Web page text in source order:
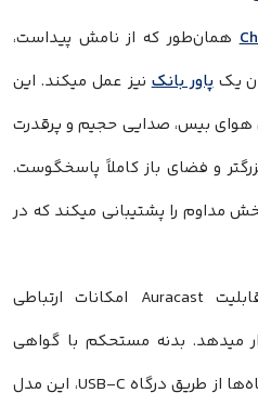
همان‌طور که از نامش پیداست،
یکپاور بانکنیز عمل میکند. این
وات و خروجی هوای بیس، صدایی حجیم و پرقدرت
و فضای باز کاملاً پاسخگوست.
آن تا 24 ساعت پخش مداوم را پشتیبانی میکند که در
بهره‌مندی از بلوتوث 5.4 و قابلیت Auracast امکانات ارتباطی
میدهد. بدنه مستحکم با گواهی
IP68 و قابلیت شارژ سایر دستگاه‌ها از طریق درگاه USB-C، این مدل